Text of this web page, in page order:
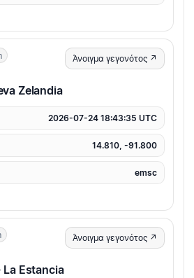
Άνοιγμα γεγονότος ↗
Zelandia
2026-07-24 18:43:35 UTC
14.810, -91.800
emsc
Άνοιγμα γεγονότος ↗
La Estancia